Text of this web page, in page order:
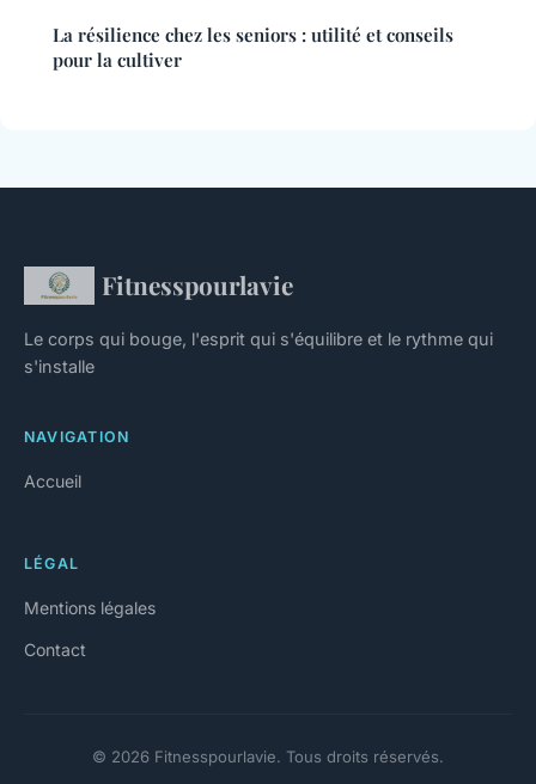
La résilience chez les seniors : utilité et conseils
pour la cultiver
Fitnesspourlavie
Le corps qui bouge, l'esprit qui s'équilibre et le rythme qui
s'installe
NAVIGATION
Accueil
LÉGAL
Mentions légales
Contact
© 2026 Fitnesspourlavie. Tous droits réservés.